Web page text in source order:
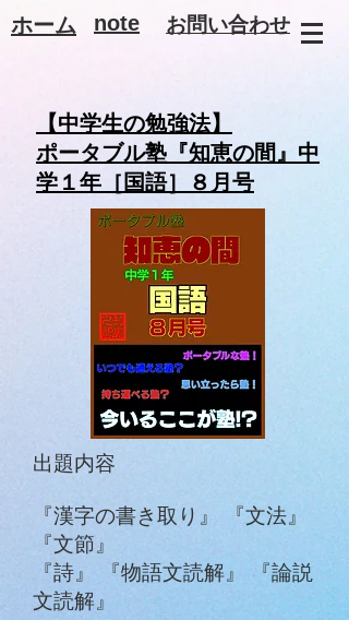
ホーム note お問い合わせ
【中学生の勉強法】
ポータブル塾『知恵の間』中
学１年［国語］８月号
出題内容
『漢字の書き取り』 『文法』
『文節』
​『詩』 『物語文読解』 『論説
文読解 』